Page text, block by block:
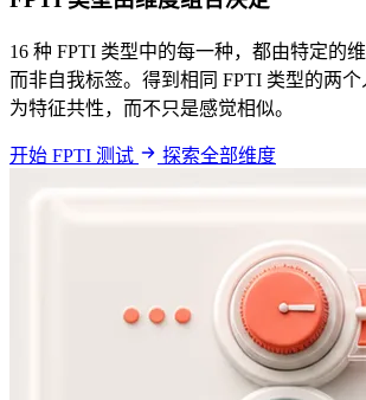
16 种 FPTI 类型中的每一种，都由特定的
而非自我标签。得到相同 FPTI 类型的两
为特征共性，而不只是感觉相似。
开始 FPTI 测试 探索全部维度